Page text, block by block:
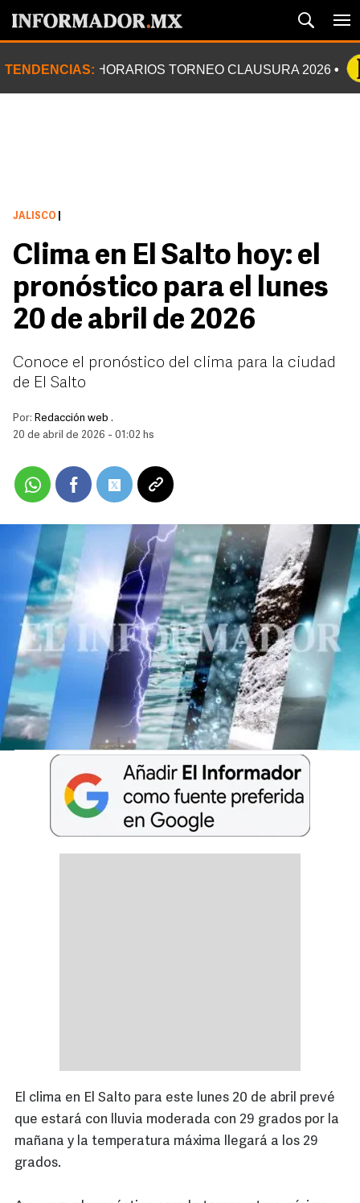
TENDENCIAS: HORARIOS TORNEO CLAUSURA 2026
JALISCO
Clima en El Salto hoy: el
pronóstico para el lunes
20 de abril de 2026
Conoce el pronóstico del clima para la ciudad
de El Salto
Por: Redacción web .
20 de abril de 2026 - 01:02 hs
El clima en El Salto para este lunes 20 de abril prevé
que estará con lluvia moderada con 29 grados por la
mañana y la temperatura máxima llegará a los 29
grados.